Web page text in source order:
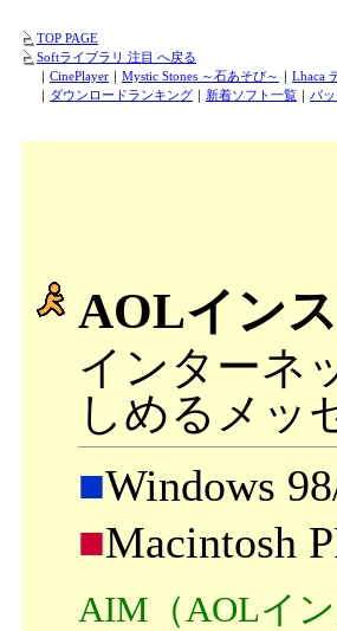
TOP PAGE
Softライブラリ 注目 へ戻る
CinePlayer Mystic Stones ～石あそび～ Lhaca
ダウンロードランキング 新着ソフト一覧 バ
AOLイン
インターネ
しめるメッ
■Windows
■Macintosh
AIM（AOLイ